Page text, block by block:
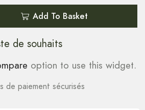
Add To Basket
de souhaits
option to use this widget.
de paiement sécurisés